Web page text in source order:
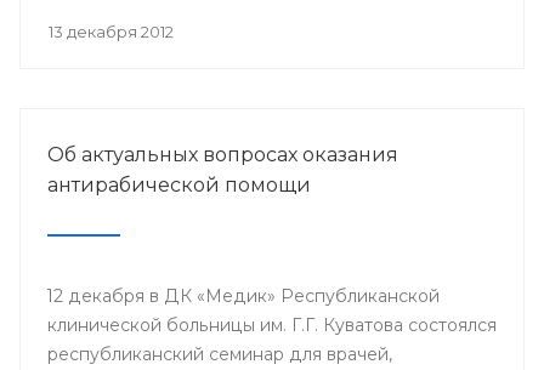
Мероприятие организовано Минздравом РБ в
13 декабря 2012
Об актуальных вопросах оказания
антирабической помощи
12 декабря в ДК «Медик» Республиканской
клинической больницы им. Г.Г. Куватова состоялся
республиканский семинар для врачей,